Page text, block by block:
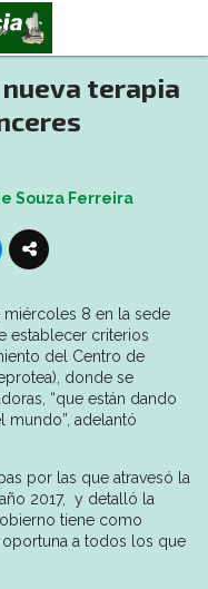
terapia
Souza Ferreira
miércoles 8 en la sede
establecer criterios
del Centro de
donde se
“que están dando
adelantó
por las que atravesó la
2017, y detalló la
tiene como
a todos los que